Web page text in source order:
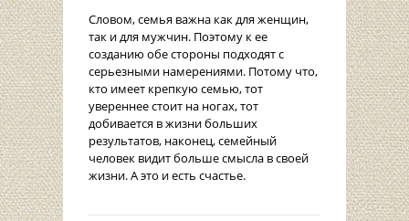
Словом, семья важна как для женщин,
так и для мужчин. Поэтому к ее
созданию обе стороны подходят с
серьезными намерениями. Потому что,
кто имеет крепкую семью, тот
увереннее стоит на ногах, тот
добивается в жизни больших
результатов, наконец, семейный
человек видит больше смысла в своей
жизни. А это и есть счастье.